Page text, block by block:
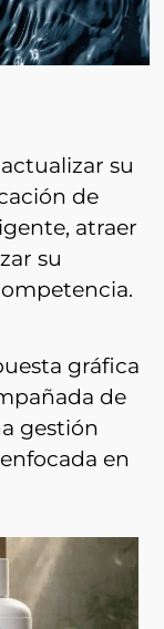
su
de
atraer
su
gráfica
de
gestión
en